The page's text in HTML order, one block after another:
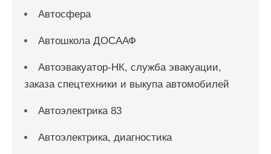
Автосфера
Автошкола ДОСААФ
Автоэвакуатор-НК, служба эвакуации,
заказа спецтехники и выкупа автомобилей
Автоэлектрика 83
Автоэлектрика, диагностика